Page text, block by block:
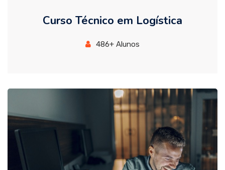
Curso Técnico em Logística
486+ Alunos